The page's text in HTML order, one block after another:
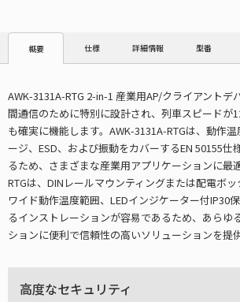
概要 仕様 詳細情報 型番
AWK-3131A-RTG 2-in-1 産業用AP/クライアントデ
間通信のために特別に設計され、列車スピードが
も確実に機能します。AWK-3131A-RTGは、動作
ージ、ESD、および振動をカバーするEN 50155仕
るため、さまざまな産業用アプリケーションに最
RTGは、DINレールマウンティングまたは配電ボッ
ワイド動作温度範囲、LEDインジケーター付IP30
るインストレーションが容易であるため、あらゆ
ションに便利で信頼性の高いソリューションを提供
高度なセキュリティ